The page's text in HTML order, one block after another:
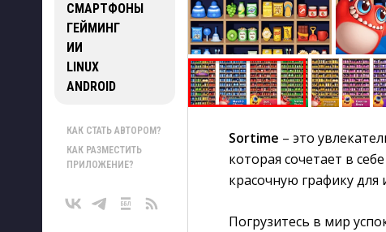
СМАРТФОНЫ
ГЕЙМИНГ
ИИ
LINUX
ANDROID
КАК СТАТЬ АВТОРОМ?
КАК РАЗМЕСТИТЬ
ПРИЛОЖЕНИЕ?
Sortime – это
которая сочетает в
красочную графику для
Погрузитесь в мир